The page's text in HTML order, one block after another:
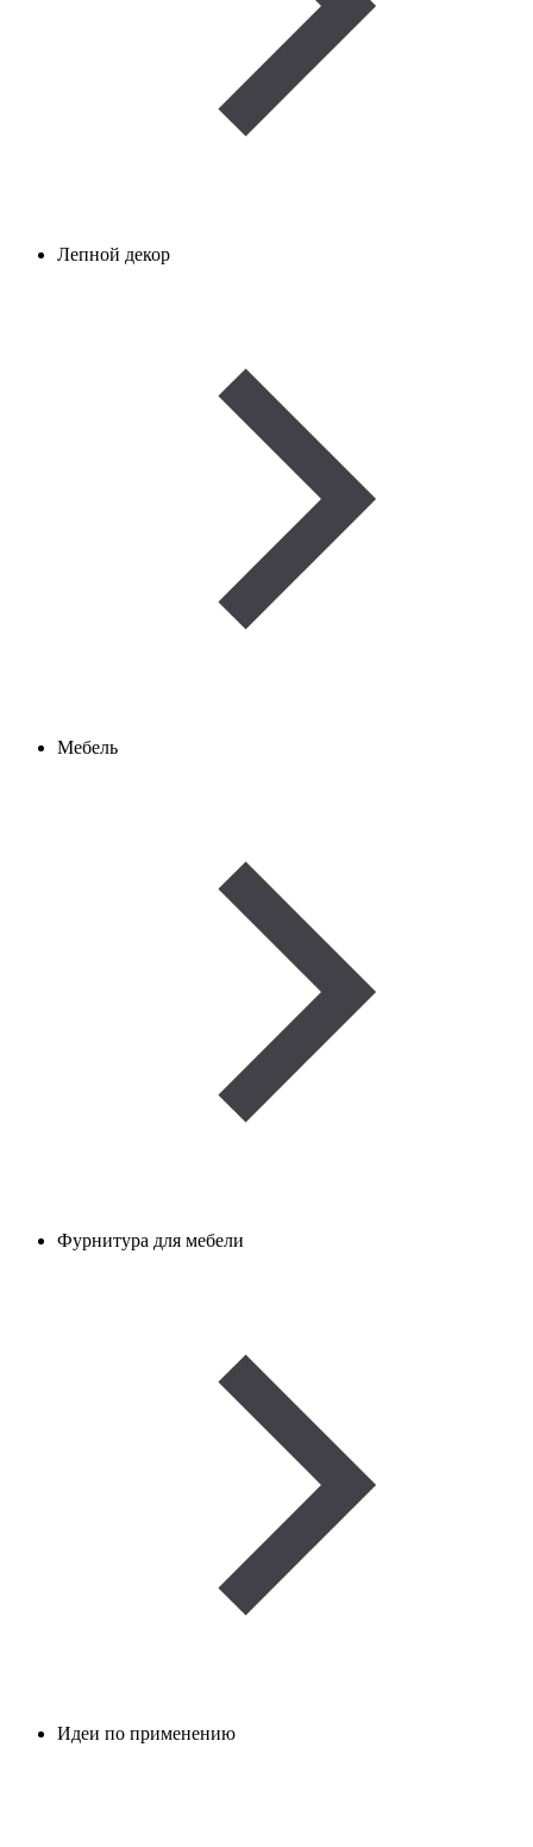
Лепной декор
Мебель
Фурнитура для мебели
Идеи по применению